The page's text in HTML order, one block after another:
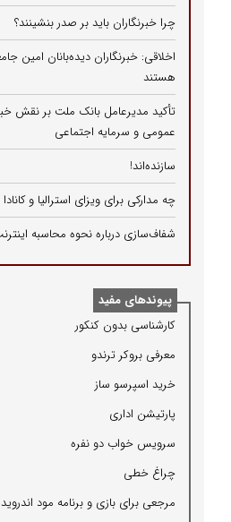
چرا خبرنگاران باید بر صدر بنشینند؟
اخلاقی: خبرنگاران دیده‌بانان امین
هستند
تأکید مدیرعامل بانک ملت بر نقش
عمومی و سرمایه اجتماعی
سازنده‌اند!
چه مدارکی برای ویزای استرالیا و
شفاف‌سازی درباره نحوه محاسبه
پیوندهای مفید
كارشناسی بدون كنكور
معرفی بروكر ترندو
خرید اسپرسو ساز
پارتیشن اداری
سرویس خواب دو نفره
چراغ خطی
مرجعی برای بازی و برنامه مود اندروید